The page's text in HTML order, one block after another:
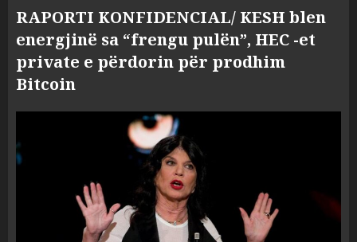
RAPORTI KONFIDENCIAL/ KESH blen
energjinë sa “frengu pulën”, HEC -et
private e përdorin për prodhim
Bitcoin